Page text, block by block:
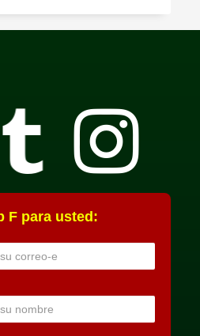
F para usted: